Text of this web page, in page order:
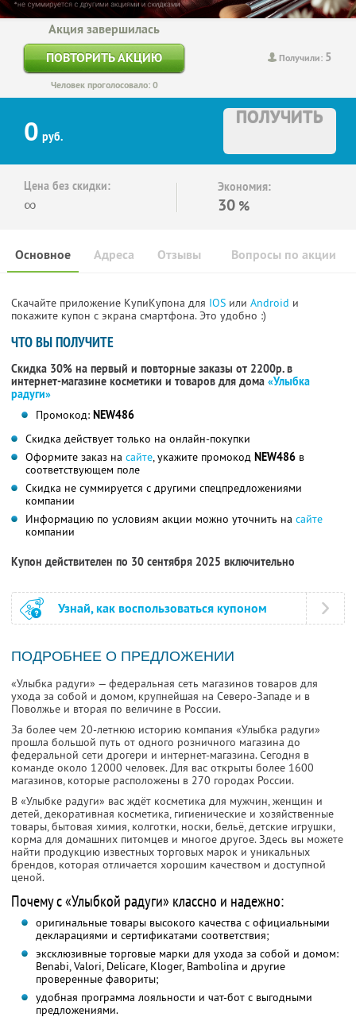
Получили: 5
Акция завершилась
ПОВТОРИТЬ АКЦИЮ
Человек проголосовало: 0
0 руб.
ПОЛУЧИТЬ
Цена без скидки:
∞
Экономия:
30 %
Основное Отзывы Вопросы по акции
Адреса
Скачайте приложение КупиКупона для IOS или Android и
покажите купон с экрана смартфона. Это удобно :)
ЧТО ВЫ ПОЛУЧИТЕ
Скидка 30% на первый и повторные заказы от 2200р. в
интернет-магазине косметики и товаров для дома «Улыбка
радуги»
Промокод: NEW486
Скидка действует только на онлайн-покупки
Оформите заказ на сайте, укажите промокод NEW486 в
соответствующем поле
Скидка не суммируется с другими спецпредложениями
компании
Информацию по условиям акции можно уточнить на сайте
компании
Купон действителен по 30 сентября 2025 включительно
Узнай, как воспользоваться купоном
ПОДРОБНЕЕ О ПРЕДЛОЖЕНИИ
«Улыбка радуги» — федеральная сеть магазинов товаров для
ухода за собой и домом, крупнейшая на Северо-Западе и в
Поволжье и вторая по величине в России.
За более чем 20-летнюю историю компания «Улыбка радуги»
прошла большой путь от одного розничного магазина до
федеральной сети дрогери и интернет-магазина. Сегодня в
команде около 12000 человек. Для вас открыты более 1600
магазинов, которые расположены в 270 городах России.
В «Улыбке радуги» вас ждёт косметика для мужчин, женщин и
детей, декоративная косметика, гигиенические и хозяйственные
товары, бытовая химия, колготки, носки, бельё, детские игрушки,
корма для домашних питомцев и многое другое. Здесь вы можете
найти продукцию известных торговых марок и уникальных
брендов, которая отличается хорошим качеством и доступной
ценой.
Почему с «Улыбкой радуги» классно и надежно:
оригинальные товары высокого качества с официальными
декларациями и сертификатами соответствия;
эксклюзивные торговые марки для ухода за собой и домом:
Benabi, Valori, Delicare, Kloger, Bambolina и другие
проверенные фавориты;
удобная программа лояльности и чат-бот с выгодными
предложениями.